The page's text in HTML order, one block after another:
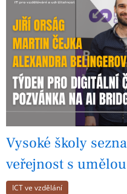
Vysoké školy
veřejnost s
ICT ve vzdělání